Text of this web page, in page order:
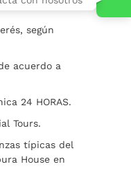
según
acuerdo a
24 HORAS.
Tours.
típicas del
House en